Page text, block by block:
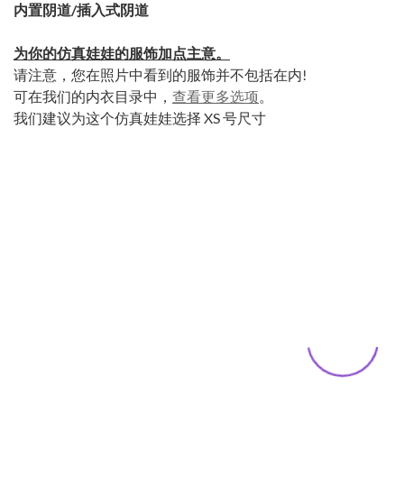
内置阴道/插入式阴道
为你的仿真娃娃的服饰加点主意。
请注意，您在照片中看到的服饰并不包括在内!
可在我们的内衣目录中， 查看更多选项。
我们建议为这个仿真娃娃选择 XS 号尺寸